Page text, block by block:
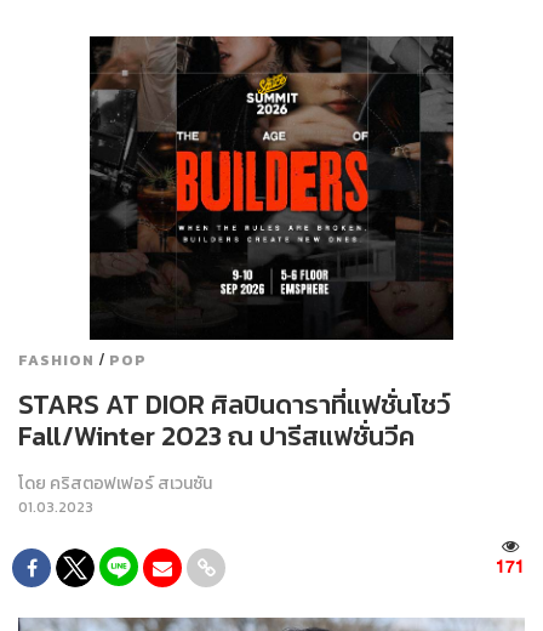
FASHION / POP
STARS AT DIOR ศิลปินดาราที่แฟชั่นโชว์
Fall/Winter 2023 ณ ปารีสแฟชั่นวีค
โดย คริสตอฟเฟอร์ สเวนซัน
01.03.2023
171